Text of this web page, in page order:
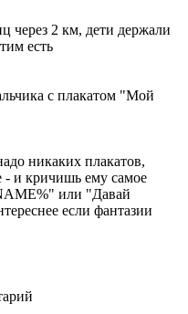
через 2 км, дети держали
есть
с плакатом "Мой
никаких плакатов,
- и кричишь ему самое
или "Давай
если фантазии